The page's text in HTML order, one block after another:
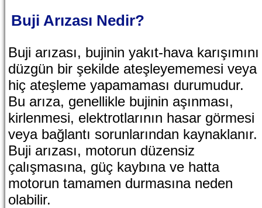
Buji Arızası Nedir?
Buji arızası, bujinin yakıt-hava karışımını
düzgün bir şekilde ateşleyememesi veya
hiç ateşleme yapamaması durumudur.
Bu arıza, genellikle bujinin aşınması,
kirlenmesi, elektrotlarının hasar görmesi
veya bağlantı sorunlarından kaynaklanır.
Buji arızası, motorun düzensiz
çalışmasına, güç kaybına ve hatta
motorun tamamen durmasına neden
olabilir.